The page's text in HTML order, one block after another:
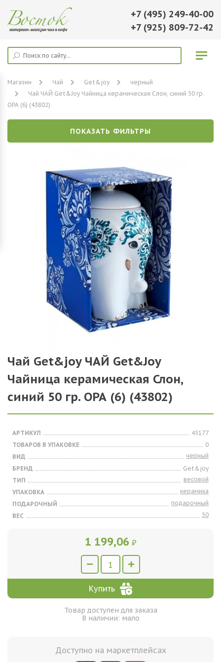
+7 (495) 249-40-00
+7 (925) 809-72-42
Магазин Чай Get&joy
черный
Чай ЧАЙ Get&Joy Чайница керамическая Слон, синий 50 гр.
ОРА (6) (43802)
ПОКАЗАТЬ ФИЛЬТРЫ
Чай Get&joy ЧАЙ Get&Joy
Чайница керамическая Слон,
синий 50 гр. ОРА (6) (43802)
АРТИКУЛ
45177
ТОВАРОВ В УПАКОВКЕ
0
ВИД
черный
БРЕНД
Get&joy
ТИП
весовой
УПАКОВКА
керамика
ПОДАРОЧНЫЙ
подарочный
ВЕС
50
1 199,06 ₽
Купить
Товар доступен для заказа
В наличии: мало
Доступно на маркетплейсах